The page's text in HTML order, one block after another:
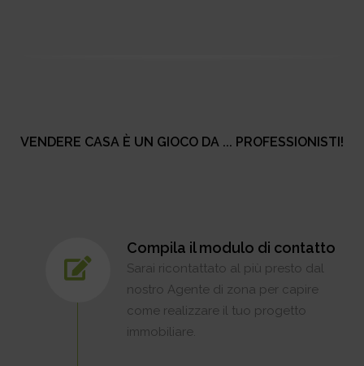
VENDERE CASA È UN GIOCO DA ... PROFESSIONISTI!
Compila il modulo di contatto
Sarai ricontattato al più presto dal
nostro Agente di zona per capire
come realizzare il tuo progetto
immobiliare.